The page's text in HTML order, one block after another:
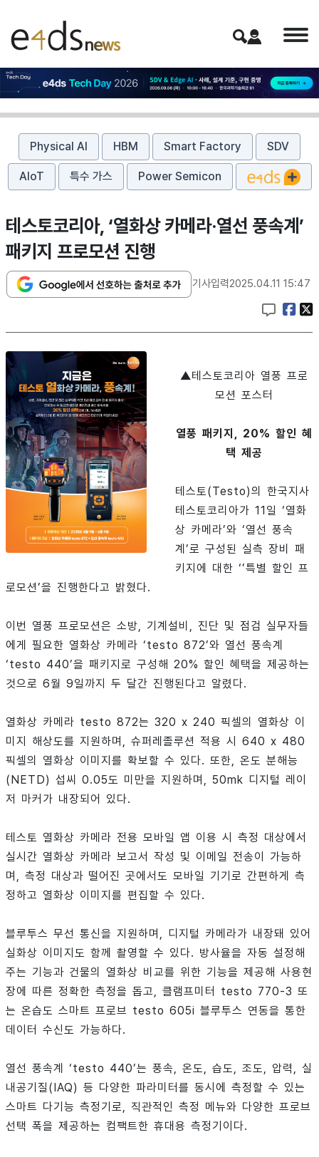
Physical AI HBM Smart Factory SDV
AIoT 특수 가스 Power Semicon
테스토코리아, ‘열화상 카메라·열선 풍속계’
패키지 프로모션 진행
기사입력2025.04.11 15:47
▲테스토코리아 열풍 프로
모션 포스터
열풍 패키지, 20% 할인 혜
택 제공
테스토(Testo)의 한국지사
테스토코리아가 11일 ‘열화
상 카메라’와 ‘열선 풍속
계’로 구성된 실측 장비 패
키지에 대한 ‘’특별 할인 프
로모션’을 진행한다고 밝혔다.
이번 열풍 프로모션은 소방, 기계설비, 진단 및 점검 실무자들
에게 필요한 열화상 카메라 ‘testo 872’와 열선 풍속계
‘testo 440’을 패키지로 구성해 20% 할인 혜택을 제공하는
것으로 6월 9일까지 두 달간 진행된다고 알렸다.
열화상 카메라 testo 872는 320 x 240 픽셀의 열화상 이
미지 해상도를 지원하며, 슈퍼레졸루션 적용 시 640 x 480
픽셀의 열화상 이미지를 확보할 수 있다. 또한, 온도 분해능
(NETD) 섭씨 0.05도 미만을 지원하며, 50mk 디지털 레이
저 마커가 내장되어 있다.
테스토 열화상 카메라 전용 모바일 앱 이용 시 측정 대상에서
실시간 열화상 카메라 보고서 작성 및 이메일 전송이 가능하
며, 측정 대상과 떨어진 곳에서도 모바일 기기로 간편하게 측
정하고 열화상 이미지를 편집할 수 있다.
블루투스 무선 통신을 지원하며, 디지털 카메라가 내장돼 있어
실화상 이미지도 함께 촬영할 수 있다. 방사율을 자동 설정해
주는 기능과 건물의 열화상 비교를 위한 기능을 제공해 사용현
장에 따른 정확한 측정을 돕고, 클램프미터 testo 770-3 또
는 온습도 스마트 프로브 testo 605i 블루투스 연동을 통한
데이터 수신도 가능하다.
열선 풍속계 ‘testo 440’는 풍속, 온도, 습도, 조도, 압력, 실
내공기질(IAQ) 등 다양한 파라미터를 동시에 측정할 수 있는
스마트 다기능 측정기로, 직관적인 측정 메뉴와 다양한 프로브
선택 폭을 제공하는 컴팩트한 휴대용 측정기이다.